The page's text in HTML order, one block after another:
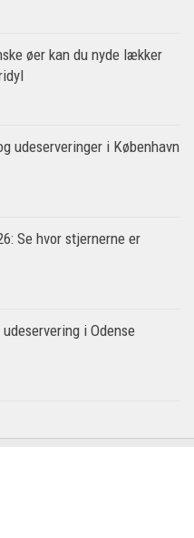
øer kan du nyde lækker
udeserveringer i København
Se hvor stjernerne er
i Odense